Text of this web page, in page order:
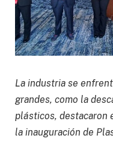
La industria se
grandes, como la
plásticos, destacaron
la inauguración de